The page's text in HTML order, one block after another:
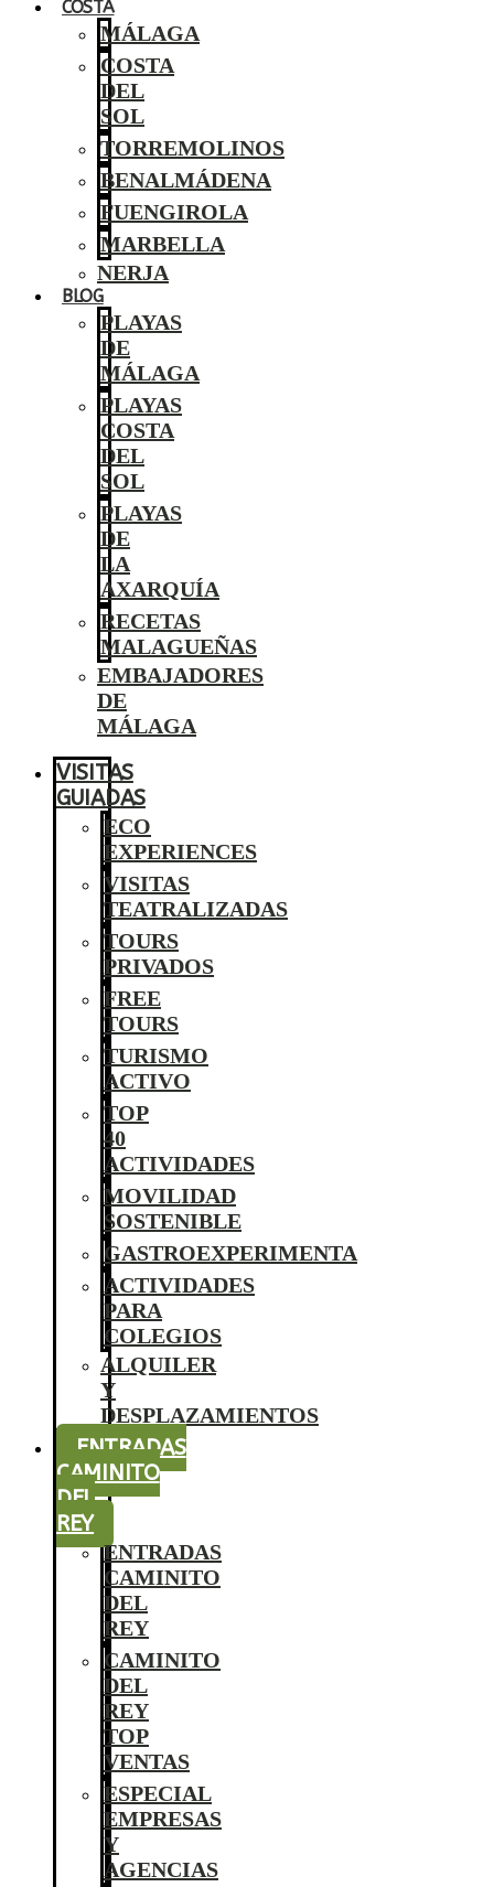
COSTA
MÁLAGA
COSTA
DEL
SOL
TORREMOLINOS
BENALMÁDENA
FUENGIROLA
MARBELLA
NERJA
BLOG
PLAYAS
DE
MÁLAGA
PLAYAS
COSTA
DEL
SOL
PLAYAS
DE
LA
AXARQUÍA
RECETAS
MALAGUEÑAS
EMBAJADORES
DE
MÁLAGA
VISITAS
GUIADAS
ECO
EXPERIENCES
VISITAS
TEATRALIZADAS
TOURS
PRIVADOS
FREE
TOURS
TURISMO
ACTIVO
TOP
40
ACTIVIDADES
MOVILIDAD
SOSTENIBLE
GASTROEXPERIMENTA
ACTIVIDADES
PARA
COLEGIOS
ALQUILER
Y
DESPLAZAMIENTOS
ENTRADAS
CAMINITO
DEL
REY
ENTRADAS
CAMINITO
DEL
REY
CAMINITO
DEL
REY
TOP
VENTAS
ESPECIAL
EMPRESAS
Y
AGENCIAS